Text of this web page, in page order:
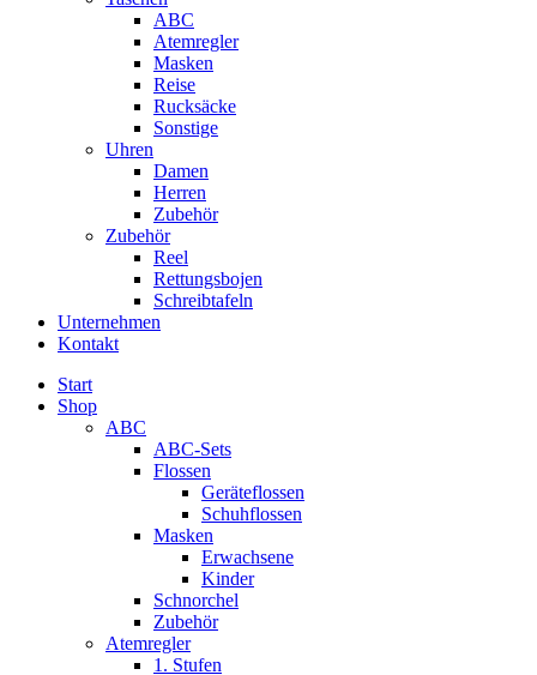
ABC
Atemregler
Masken
Reise
Rucksäcke
Sonstige
Uhren
Damen
Herren
Zubehör
Zubehör
Reel
Rettungsbojen
Schreibtafeln
Unternehmen
Kontakt
Start
Shop
ABC
ABC-Sets
Flossen
Geräteflossen
Schuhflossen
Masken
Erwachsene
Kinder
Schnorchel
Zubehör
Atemregler
1. Stufen